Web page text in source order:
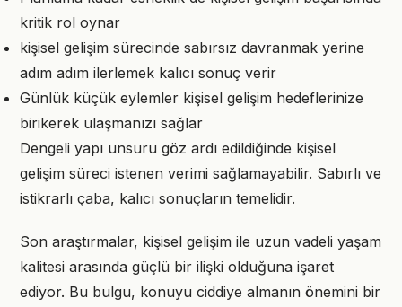
kritik rol oynar
kişisel gelişim sürecinde sabırsız davranmak yerine
adım adım ilerlemek kalıcı sonuç verir
Günlük küçük eylemler kişisel gelişim hedeflerinize
birikerek ulaşmanızı sağlar
Dengeli yapı unsuru göz ardı edildiğinde kişisel
gelişim süreci istenen verimi sağlamayabilir. Sabırlı ve
istikrarlı çaba, kalıcı sonuçların temelidir.
Son araştırmalar, kişisel gelişim ile uzun vadeli yaşam
kalitesi arasında güçlü bir ilişki olduğuna işaret
ediyor. Bu bulgu, konuyu ciddiye almanın önemini bir